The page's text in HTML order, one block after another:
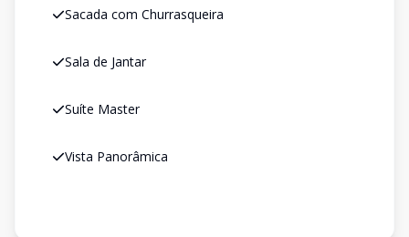
Sacada com Churrasqueira
Sala de Jantar
Suíte Master
Vista Panorâmica